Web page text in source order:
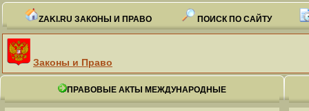
ZAKI.RU ЗАКОНЫ И ПРАВО ПОИСК ПО САЙТУ
Законы и Право
ПРАВОВЫЕ АКТЫ МЕЖДУНАРОДНЫЕ